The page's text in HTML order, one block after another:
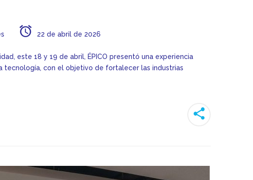
22 de abril de 2026
este 18 y 19 de abril, ÉPICO presentó una experiencia
tecnología, con el objetivo de fortalecer las industrias